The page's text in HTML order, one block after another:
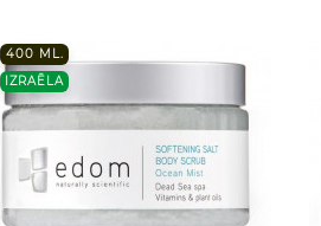
400 ML.
IZRAĒLA